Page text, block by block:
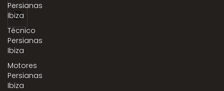
Persianas
Ibiza
Técnico
Persianas
Ibiza
Motores
Persianas
Ibiza